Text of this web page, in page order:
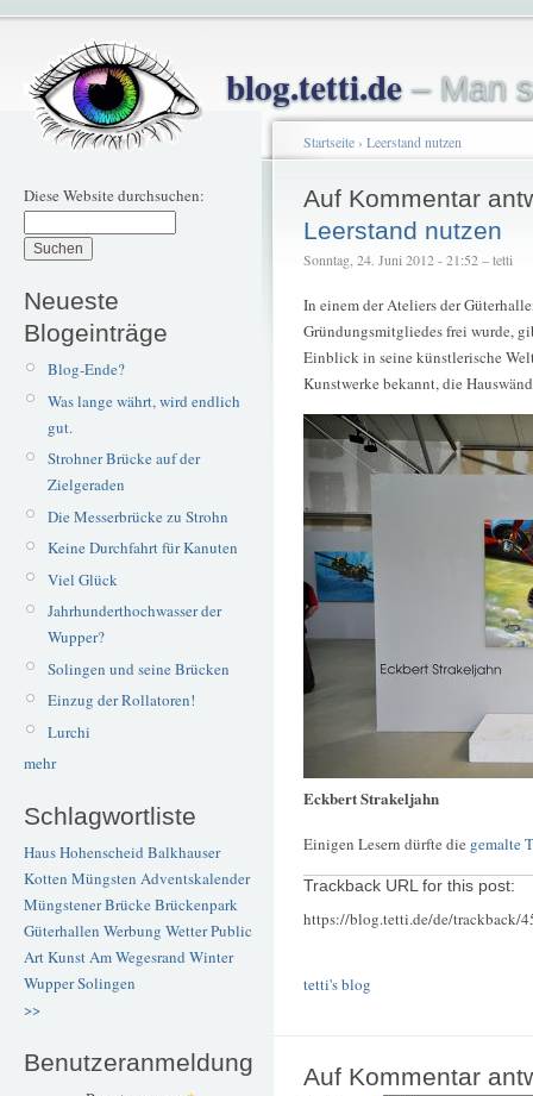
blog.tetti.de– Man
Diese Website durchsuchen:
Neueste
Blogeinträge
Blog-Ende?
Was lange währt, wird endlich
gut.
Strohner Brücke auf der
Zielgeraden
Die Messerbrücke zu Strohn
Keine Durchfahrt für Kanuten
Viel Glück
Jahrhunderthochwasser der
Wupper?
Solingen und seine Brücken
Einzug der Rollatoren!
Lurchi
mehr
Schlagwortliste
Haus Hohenscheid Balkhauser
Kotten Müngsten Adventskalender
Müngstener BrückeBrückenpark
Güterhallen Werbung WetterPublic
ArtKunstAm Wegesrand Winter
WupperSolingen
>>
Benutzeranmeldung
Startseite› Leerstand nutzen
Auf Kommentar
Leerstand nutzen
Sonntag, 24. Juni 2012 - 21:52 – tetti
In einem der Ateliers der
Gründungsmitgliedes frei wurde,
Einblick in seine künstlerische
Kunstwerke bekannt, die
Eckbert Strakeljahn
Einigen Lesern dürfte die gemalte
Trackback URL for this post:
https://blog.tetti.de/de/trackback/
tetti's blog
Auf Kommentar